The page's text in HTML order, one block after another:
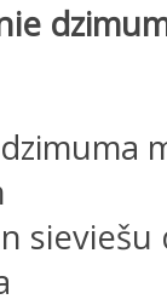
sieviešu